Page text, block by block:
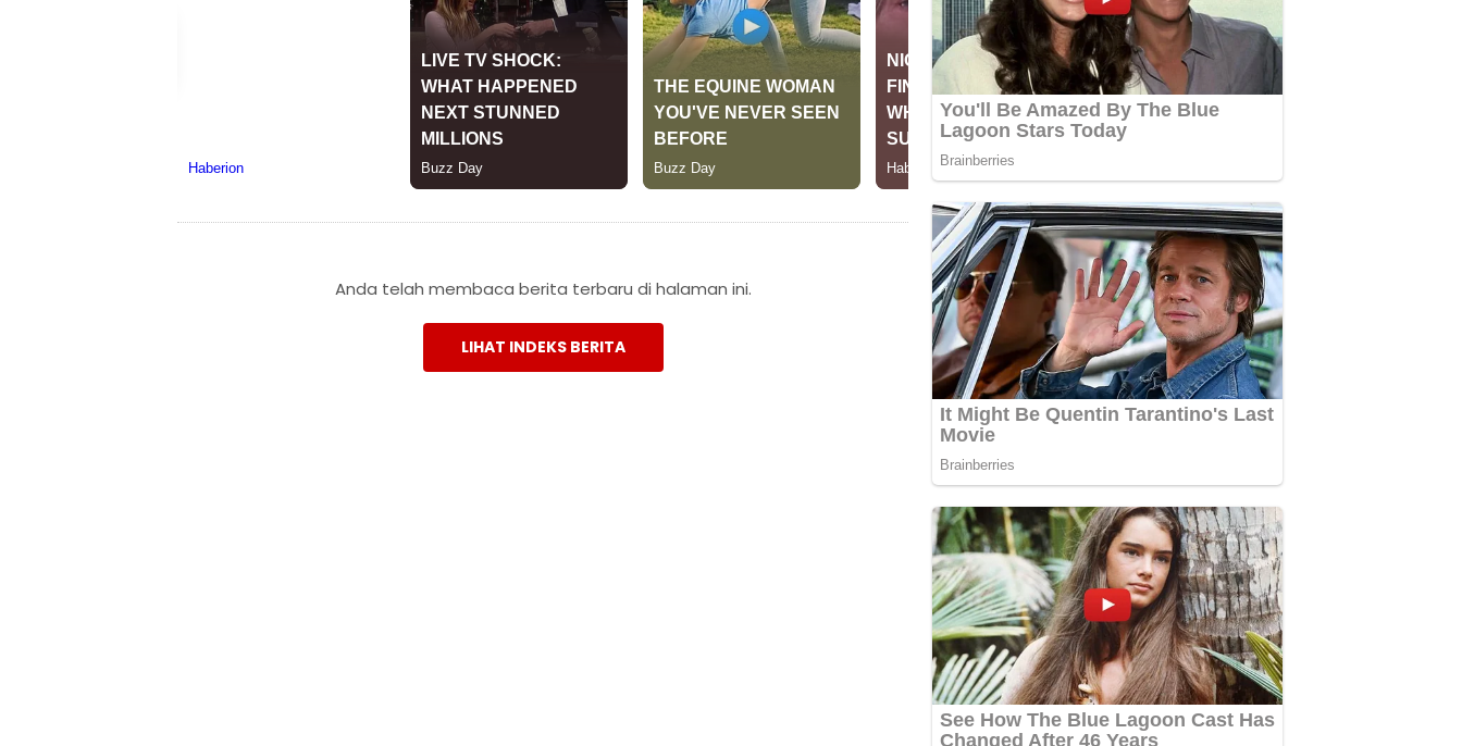
Anda telah membaca berita terbaru di halaman ini.
LIHAT INDEKS BERITA